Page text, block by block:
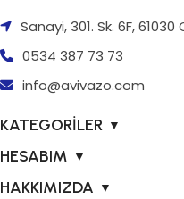
Sanayi, 301. Sk. 6F,
0534 387 73 73
info@avivazo.com
KATEGORİLER ▼
HESABIM ▼
HAKKIMIZDA ▼